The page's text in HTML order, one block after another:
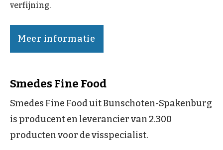
verfijning.
Meer informatie
Smedes Fine Food
Smedes Fine Food uit Bunschoten-Spakenburg
is producent en leverancier van 2.300
producten voor de visspecialist.